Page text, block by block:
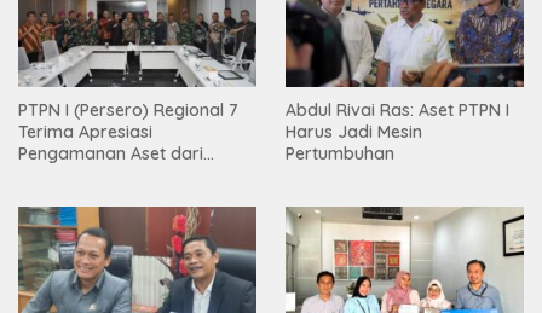
PTPN I (Persero) Regional 7
Terima Apresiasi
Pengamanan Aset dari
Abdul Rivai Ras: Aset PTPN I
Harus Jadi Mesin
Pertumbuhan